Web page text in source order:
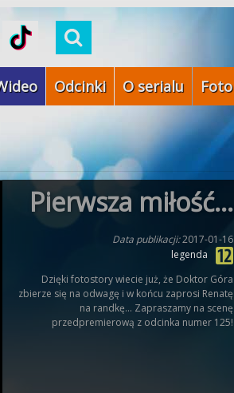
Odcinki O serialu Foto
Pierwsza miłość...
Data publikacji:2017-01-16
legenda
Dzięki fotostory wiecie już, że Doktor Góra
zbierze się na odwagę i w końcu zaprosi Renatę
na randkę... Zapraszamy na scenę
przedpremierową z odcinka numer 125!